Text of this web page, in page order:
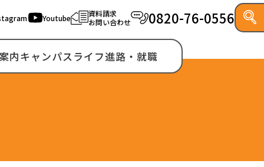
Youtube
資料請求
お問い合わせ
0820-76-0556
内キャンパスライフ進路・就職